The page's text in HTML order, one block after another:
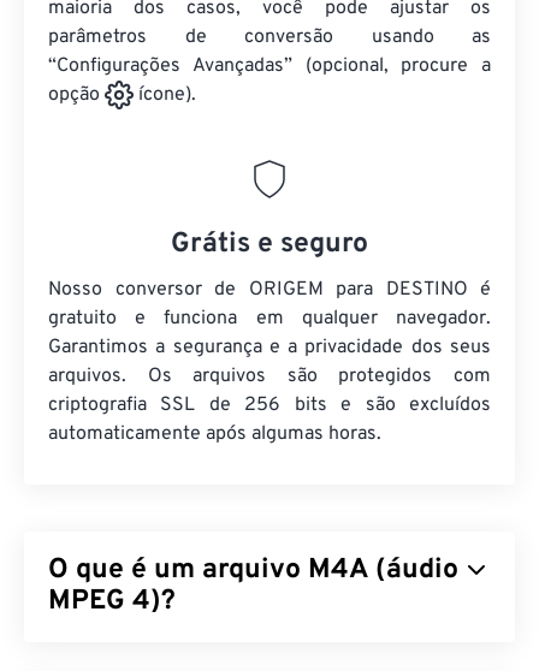
maioria dos casos, você pode ajustar os
parâmetros de conversão usando as
“Configurações Avançadas” (opcional, procure a
opção
ícone).
Grátis e seguro
Nosso conversor de ORIGEM para DESTINO é
gratuito e funciona em qualquer navegador.
Garantimos a segurança e a privacidade dos seus
arquivos. Os arquivos são protegidos com
criptografia SSL de 256 bits e são excluídos
automaticamente após algumas horas.
O que é um arquivo M4A (áudio
MPEG 4)?